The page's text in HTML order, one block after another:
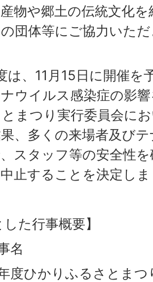
物や郷土の伝統文化
団体等にご協力いた
は、11月15日に開催を
ウイルス感染症の影
まつり実行委員会に
、多くの来場者及び
スタッフ等の安全性
止することを決定し
した行事概要】
名
度ひかりふるさとまつ